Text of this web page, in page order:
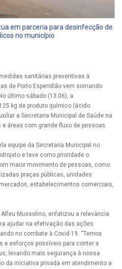
em parceria para desinfecção de
no município
sanitárias preventivas à
de Porto Esperidião vem somando
último sábado (13.06), a
kg de produto químico (ácido
a Secretaria Municipal de Saúde na
áreas com grande fluxo de pessoas.
equipe da Secretaria Municipal no
e teve como prioridade o
maior movimento de pessoas, como
praças públicas, unidades
estabelecimentos comerciais,
Mussolino, enfatizou a relevância
ajudar na efetivação das ações
no combate à Covid-19. “Temos
e esforços possíveis para conter a
levando mais segurança à nossa
da iniciativa privada em atendimento a